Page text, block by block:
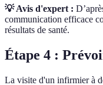
💡 Avis d'expert :
communication efficace
résultats de santé.
Étape 4 :
La visite d'un infirmier à